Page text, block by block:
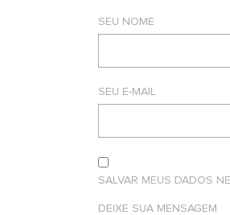
SEU NOME
SEU E-MAIL
SALVAR MEUS DADOS
DEIXE SUA MENSAGEM